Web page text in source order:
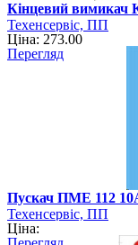
Кінцевий вимикач
Техенсервіс, ПП
Ціна: 273.00
Перегляд
Пускач ПМЕ 112
Техенсервіс, ПП
Ціна: